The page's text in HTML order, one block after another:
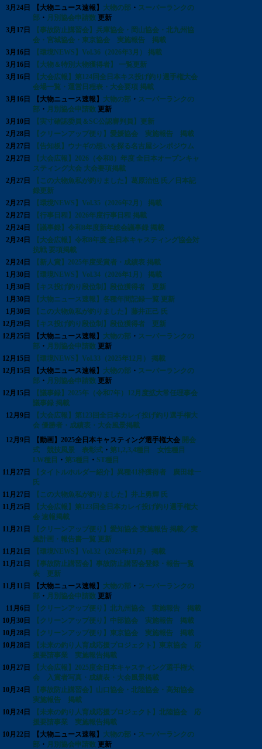
3月24日
【大物ニュース速報】 大物の部 ・ スーパーランクの
部 ・ 月別協会申請数 更新
3月17日
【事故防止講習会】兵庫協会・岡山協会・北九州協
会・宮城協会・東京協会 実施報告 掲載
3月16日
【環境NEWS】Vol.36（2026年3月） 掲載
3月16日
【大物＆特別大物獲得者】 一覧更新
3月16日
【大会広報】第124回全日本キス投げ釣り選手権大会
会場一覧・運営日程表・大会要項 掲載
3月16日
【大物ニュース速報】 大物の部 ・ スーパーランクの
部 ・ 月別協会申請数 更新
3月10日
【実寸確認委員＆SC公認審判員】更新
2月28日
【クリーンアップ便り】愛媛協会 実施報告 掲載
2月27日
【告知板】ウナギの想いを探る名古屋シンポジウム
2月27日
【大会広報】2026（令和8）年度 全日本オープンキャ
スティング大会 大会要項掲載
2月27日
【この大物魚私が釣りました】葛原治也 氏／日本記
録更新
2月27日
【環境NEWS】Vol.35（2026年2月） 掲載
2月27日
【行事日程】2026年度行事日程 掲載
2月24日
【議事録】令和8年度新年総会議事録 掲載
2月24日
【大会広報】令和8年度 全日本キャスティング協会対
抗戦 要項掲載
2月24日
【新人賞】2025年度受賞者・成績表 掲載
1月30日
【環境NEWS】Vol.34（2026年1月） 掲載
1月30日
【キス投げ釣り段位制】段位獲得者 更新
1月30日
【大物ニュース速報】各種年間記録一覧 更新
1月30日
【この大物魚私が釣りました】藤井正己 氏
12月29日
【キス投げ釣り段位制】段位獲得者 更新
12月25日
【大物ニュース速報】 大物の部 ・ スーパーランクの
部 ・ 月別協会申請数 更新
12月15日
【環境NEWS】Vol.33（2025年12月） 掲載
12月15日
【大物ニュース速報】 大物の部 ・ スーパーランクの
部 ・ 月別協会申請数 更新
12月15日
【議事録】2025年（令和7年）12月度拡大常任理事会
議事録 掲載
12月9日
【大会広報】第123回全日本カレイ投げ釣り選手権大
会 優勝者・成績表・大会風景掲載
12月9日
【動画】2025全日本キャスティング選手権大会 開会
式 競技風景 表彰式 ・ 第1,2,3,4種目 女性種目
LW種目 ・ 第5種目 ・ ST種目
11月27日
【タイトルホルダー紹介】異種41枠獲得者 廣田雄一
氏
11月27日
【この大物魚私が釣りました】井上勇輝 氏
11月25日
【大会広報】第123回全日本カレイ投げ釣り選手権大
会 速報掲載
11月21日
【クリーンアップ便り】愛知協会 実施報告 掲載／実
施計画・報告書一覧 更新
11月21日
【環境NEWS】Vol.32（2025年11月） 掲載
11月21日
【事故防止講習会】事故防止講習会登録・報告一覧
表 更新
11月11日
【大物ニュース速報】 大物の部 ・ スーパーランクの
部 ・ 月別協会申請数 更新
11月6日
【クリーンアップ便り】北九州協会 実施報告 掲載
10月30日
【クリーンアップ便り】中部協会 実施報告 掲載
10月28日
【クリーンアップ便り】東京協会 実施報告 掲載
10月28日
【未来の釣り人育成応援プロジェクト】東京協会 応
援要請事業 実施報告掲載
10月27日
【大会広報】2025度全日本キャスティング選手権大
会 入賞者写真・成績表・大会風景掲載
10月24日
【事故防止講習会】山口協会・北陸協会・高知協会
実施報告 掲載
10月24日
【未来の釣り人育成応援プロジェクト】北陸協会 応
援要請事業 実施報告掲載
10月22日
【大物ニュース速報】 大物の部 ・ スーパーランクの
部 ・ 月別協会申請数 更新